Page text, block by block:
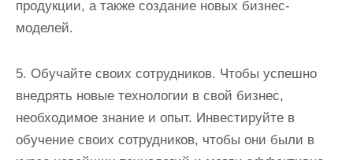
продукции, а также создание новых бизнес-
моделей.
5. Обучайте своих сотрудников. Чтобы успешно
внедрять новые технологии в свой бизнес,
необходимое знание и опыт. Инвестируйте в
обучение своих сотрудников, чтобы они были в